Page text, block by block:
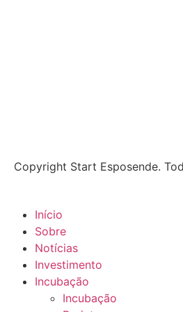
Copyright Start Esposende.
Início
Sobre
Notícias
Investimento
Incubação
Incubação